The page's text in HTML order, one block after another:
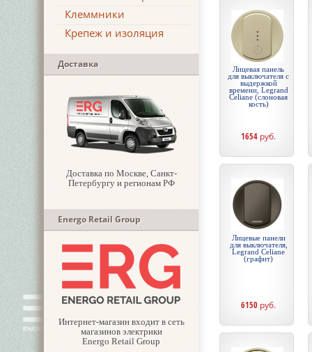
Клеммники
Крепеж и изоляция
Доставка
Доставка по Москве, Санкт-
Петербургу и регионам РФ
Energo Retail Group
Интернет-магазин входит в сеть
магазинов электрики
Energo Retail Group
Лицевая панель
для выключателя с
выдержкой
времени, Legrand
Celiane (слоновая
кость)
1654 руб.
Лицевые панели
для выключателя,
Legrand Celiane
(графит)
6150 руб.